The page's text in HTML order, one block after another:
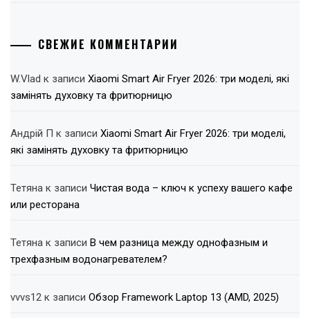
СВЕЖИЕ КОММЕНТАРИИ
W.Vlad к записи Xiaomi Smart Air Fryer 2026: три моделі, які
замінять духовку та фритюрницю
Андрій П к записи Xiaomi Smart Air Fryer 2026: три моделі,
які замінять духовку та фритюрницю
Тетяна к записи Чистая вода – ключ к успеху вашего кафе
или ресторана
Тетяна к записи В чем разница между однофазным и
трехфазным водонагревателем?
vvvs12 к записи Обзор Framework Laptop 13 (AMD, 2025)